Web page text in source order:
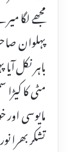
مجھے لگا
پہلوان
باہر نکل
مٹی کا
مایوسی
تشکر بھرا